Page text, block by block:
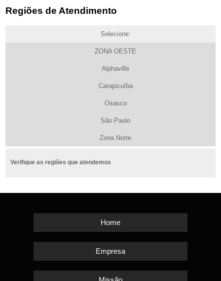
Regiões de Atendimento
Selecione:
ZONA OESTE
Alphaville
Carapicuíba
Osasco
São Paulo
Zona Norte
Verifique as regiões que atendemos
Home
Empresa